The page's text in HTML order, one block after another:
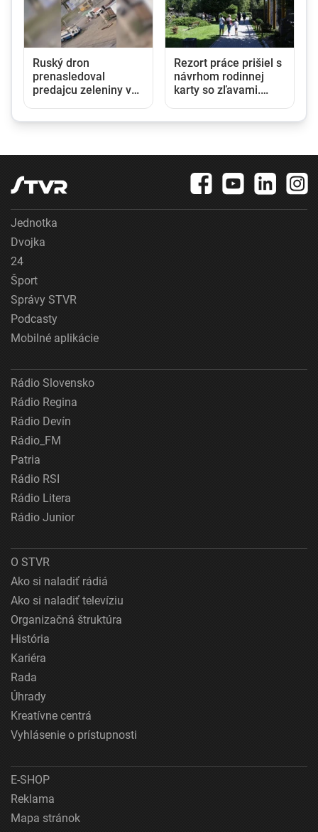
Ruský dron
prenasledoval
predajcu zeleniny v
Rezort práce prišiel s
návrhom rodinnej
karty so zľavami.
Jednotka
Dvojka
24
Šport
Správy STVR
Podcasty
Mobilné aplikácie
Rádio Slovensko
Rádio Regina
Rádio Devín
Rádio_FM
Patria
Rádio RSI
Rádio Litera
Rádio Junior
O STVR
Ako si naladiť rádiá
Ako si naladiť televíziu
Organizačná štruktúra
História
Kariéra
Rada
Úhrady
Kreatívne centrá
Vyhlásenie o prístupnosti
E-SHOP
Reklama
Mapa stránok